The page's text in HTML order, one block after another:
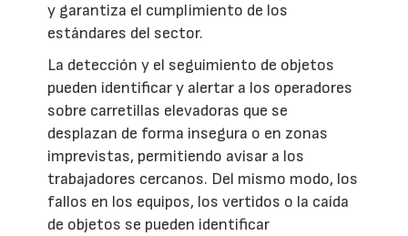
y garantiza el cumplimiento de los
estándares del sector.
La detección y el seguimiento de objetos
pueden identificar y alertar a los operadores
sobre carretillas elevadoras que se
desplazan de forma insegura o en zonas
imprevistas, permitiendo avisar a los
trabajadores cercanos. Del mismo modo, los
fallos en los equipos, los vertidos o la caída
de objetos se pueden identificar